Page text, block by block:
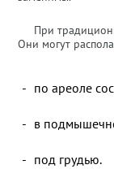
При
Они могут
по ареоле
в
под грудью.